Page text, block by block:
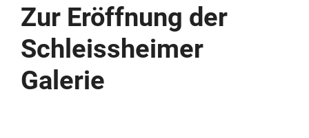
Zur Eröffnung der
Schleissheimer
Galerie